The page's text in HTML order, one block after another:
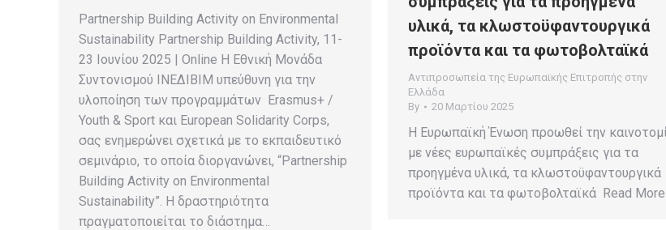
υλικά, τα κλωστοϋφαντουργικά
προϊόντα και τα φωτοβολταϊκά
Αντιπροσωπεία της Ευρωπαϊκής Επιτροπής στην
Ελλάδα
By
20 Μαρτίου 2025
Η Ευρωπαϊκή Ένωση προωθεί την
με νέες ευρωπαϊκές συμπράξεις για τα
προηγμένα υλικά, τα κλωστοϋφαντουργικά
προϊόντα και τα φωτοβολταϊκά Read More
Partnership Building Activity on Environmental
Sustainability Partnership Building Activity, 11-
23 Ιουνίου 2025 | Online Η Εθνική Μονάδα
Συντονισμού ΙΝΕΔΙΒΙΜ υπεύθυνη για την
υλοποίηση των προγραμμάτων Erasmus+ /
Youth & Sport και European Solidarity Corps,
σας ενημερώνει σχετικά με το εκπαιδευτικό
σεμινάριο, το οποία διοργανώνει, “Partnership
Building Activity on Environmental
Sustainability”. Η δραστηριότητα
πραγματοποιείται το διάστημα…